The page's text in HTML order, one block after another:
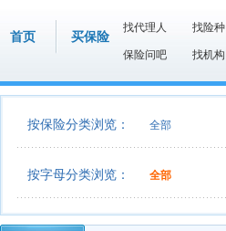
首页 买保险
找代理人 找险种
保险问吧 找机构
按保险分类浏览： 全部
按字母分类浏览： 全部